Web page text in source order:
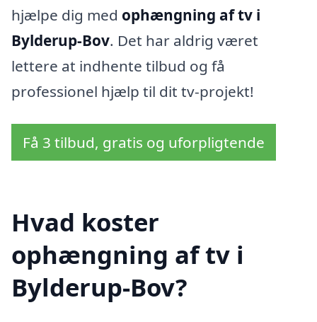
hjælpe dig med ophængning af tv i
Bylderup-Bov. Det har aldrig været
lettere at indhente tilbud og få
professionel hjælp til dit tv-projekt!
Få 3 tilbud, gratis og uforpligtende
Hvad koster
ophængning af tv i
Bylderup-Bov?